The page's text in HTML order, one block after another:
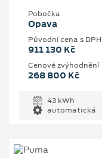
Pobočka
Opava
Původní cena s DPH
911 130 Kč
Cenové zvýhodnění
268 800 Kč
43 kWh
automatická